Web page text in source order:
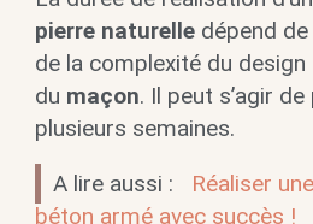
pierre naturelledépend de
de la complexité du design
du maçon. Il peut s’agir
plusieurs semaines.
A lire aussi :
Réaliser
béton armé avec succès !